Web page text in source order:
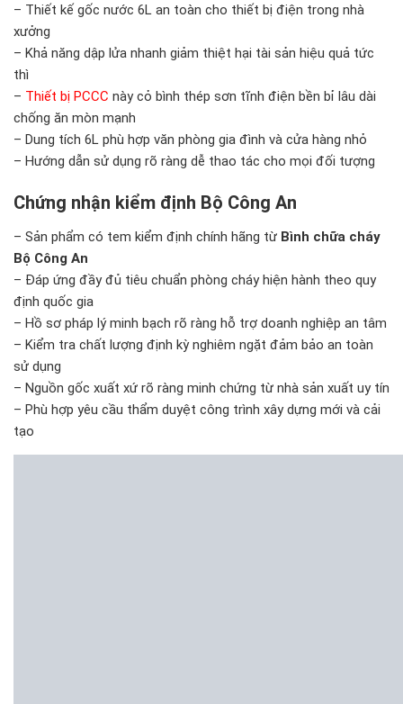
– Thiết kế gốc nước 6L an toàn cho thiết bị điện trong nhà
xưởng
– Khả năng dập lửa nhanh giảm thiệt hại tài sản hiệu quả tức
thì
– Thiết bị PCCC này cỏ bình thép sơn tĩnh điện bền bỉ lâu dài
chống ăn mòn mạnh
– Dung tích 6L phù hợp văn phòng gia đình và cửa hàng nhỏ
– Hướng dẫn sử dụng rõ ràng dễ thao tác cho mọi đối tượng
Chứng nhận kiểm định Bộ Công An
– Sản phẩm có tem kiểm định chính hãng từ Bình chữa cháy
Bộ Công An
– Đáp ứng đầy đủ tiêu chuẩn phòng cháy hiện hành theo quy
định quốc gia
– Hồ sơ pháp lý minh bạch rõ ràng hỗ trợ doanh nghiệp an tâm
– Kiểm tra chất lượng định kỳ nghiêm ngặt đảm bảo an toàn
sử dụng
– Nguồn gốc xuất xứ rõ ràng minh chứng từ nhà sản xuất uy tín
– Phù hợp yêu cầu thẩm duyệt công trình xây dựng mới và cải
tạo